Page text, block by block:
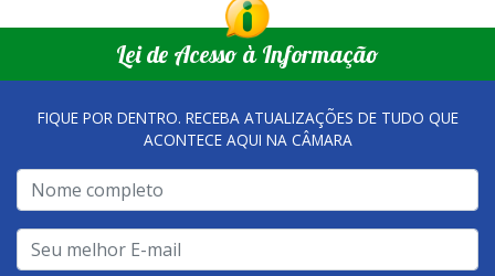
Lei de Acesso à Informação
FIQUE POR DENTRO. RECEBA ATUALIZAÇÕES DE TUDO QUE
ACONTECE AQUI NA CÂMARA